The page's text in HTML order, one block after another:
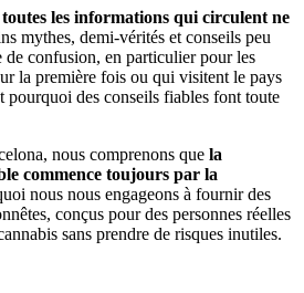
toutes les informations qui circulent ne
mythes, demi-vérités et conseils peu
de confusion, en particulier pour les
la première fois ou qui visitent le pays
pourquoi des conseils fiables font toute
nous comprenons que la
commence toujours par la
nous nous engageons à fournir des
conçus pour des personnes réelles
sans prendre de risques inutiles.